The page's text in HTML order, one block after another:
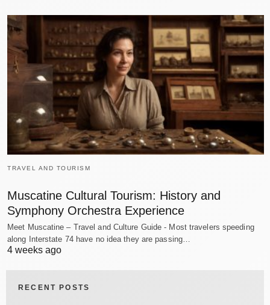
TRAVEL AND TOURISM
Muscatine Cultural Tourism: History and
Symphony Orchestra Experience
Meet Muscatine – Travel and Culture Guide - Most travelers speeding
along Interstate 74 have no idea they are passing…
4 weeks ago
RECENT POSTS